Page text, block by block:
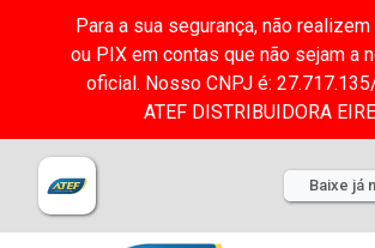
Para a sua segurança, não
ou PIX em contas que não sejam a
oficial. Nosso CNPJ é:
ATEF DISTRIBUIDORA
Baixe já